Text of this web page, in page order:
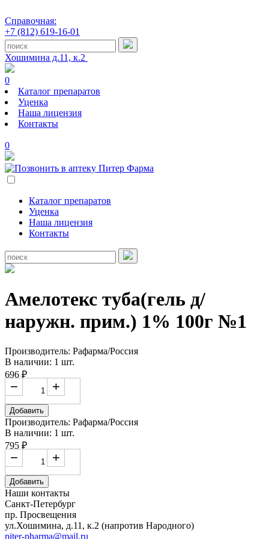
Справочная:
+7 (812) 619-16-01
Хошимина д.11, к.2
0
Каталог препаратов
Уценка
Наша лицензия
Контакты
0
Каталог препаратов
Уценка
Наша лицензия
Контакты
Амелотекс туба(гель д/
наружн. прим.) 1% 100г №1
Производитель: Рафарма/Россия
В наличии: 1 шт.
696 ₽
+
−
Добавить
Производитель: Рафарма/Россия
В наличии: 1 шт.
795 ₽
+
−
Добавить
Наши контакты
Санкт-Петербург
пр. Просвещения
ул.Хошимина, д.11, к.2 (напротив Народного)
piter-pharma@mail.ru